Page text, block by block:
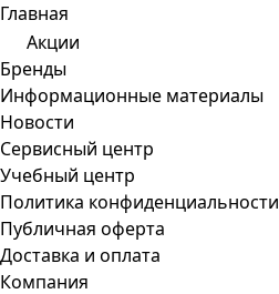
Главная
Акции
Бренды
Информационные материалы
Новости
Сервисный центр
Учебный центр
Политика конфиденциальности
Публичная оферта
Доставка и оплата
Компания